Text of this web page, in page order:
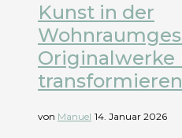
Kunst in der
Originalwerke
transformieren
von Manuel 14. Januar 2026